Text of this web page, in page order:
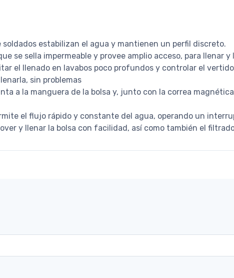
estabilizan el agua y mantienen un perfil discreto.
se sella impermeable y provee amplio acceso, para llenar
el llenado en lavabos poco profundos y controlar el
sin problemas
a la manguera de la bolsa y, junto con la correa
el flujo rápido y constante del agua, operando un
y llenar la bolsa con facilidad, así como también el